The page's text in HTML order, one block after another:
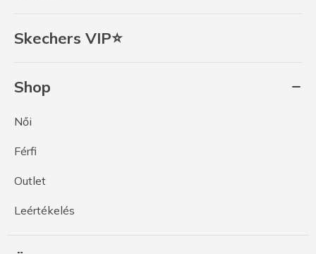
Skechers VIP⭐
Shop
Női
Férfi
Outlet
Leértékelés